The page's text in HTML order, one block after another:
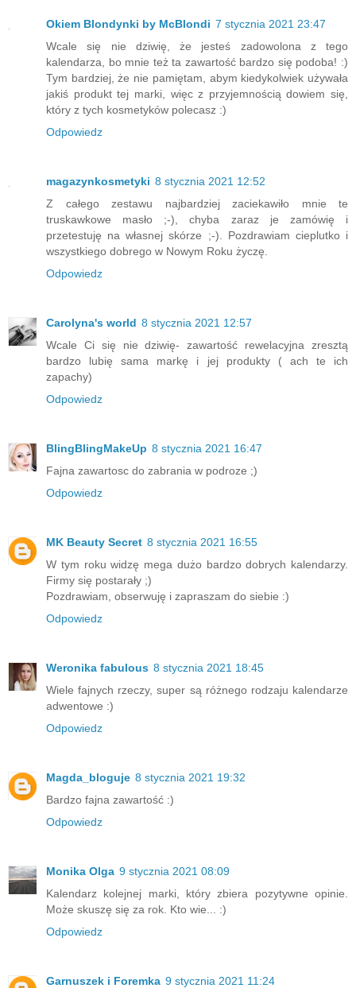
Okiem Blondynki by McBlondi 7 stycznia 2021 23:47
Wcale się nie dziwię, że jesteś zadowolona z tego
kalendarza, bo mnie też ta zawartość bardzo się podoba! :)
Tym bardziej, że nie pamiętam, abym kiedykolwiek używała
jakiś produkt tej marki, więc z przyjemnością dowiem się,
który z tych kosmetyków polecasz :)
Odpowiedz
magazynkosmetyki 8 stycznia 2021 12:52
Z całego zestawu najbardziej zaciekawiło mnie te
truskawkowe masło ;-), chyba zaraz je zamówię i
przetestuję na własnej skórze ;-). Pozdrawiam cieplutko i
wszystkiego dobrego w Nowym Roku życzę.
Odpowiedz
Carolyna's world 8 stycznia 2021 12:57
Wcale Ci się nie dziwię- zawartość rewelacyjna zresztą
bardzo lubię sama markę i jej produkty ( ach te ich
zapachy)
Odpowiedz
BlingBlingMakeUp 8 stycznia 2021 16:47
Fajna zawartosc do zabrania w podroze ;)
Odpowiedz
MK Beauty Secret 8 stycznia 2021 16:55
W tym roku widzę mega dużo bardzo dobrych kalendarzy.
Firmy się postarały ;)
Pozdrawiam, obserwuję i zapraszam do siebie :)
Odpowiedz
Weronika fabulous 8 stycznia 2021 18:45
Wiele fajnych rzeczy, super są różnego rodzaju kalendarze
adwentowe :)
Odpowiedz
Magda_bloguje 8 stycznia 2021 19:32
Bardzo fajna zawartość :)
Odpowiedz
Monika Olga 9 stycznia 2021 08:09
Kalendarz kolejnej marki, który zbiera pozytywne opinie.
Może skuszę się za rok. Kto wie... :)
Odpowiedz
Garnuszek i Foremka 9 stycznia 2021 11:24